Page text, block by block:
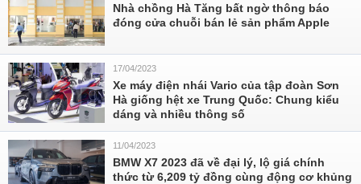
Nhà chồng Hà Tăng bất ngờ thông báo
đóng cửa chuỗi bán lẻ sản phẩm Apple
17/04/2023
Xe máy điện nhái Vario của tập đoàn Sơn
Hà giống hệt xe Trung Quốc: Chung kiểu
dáng và nhiều thông số
11/04/2023
BMW X7 2023 đã về đại lý, lộ giá chính
thức từ 6,209 tỷ đồng cùng động cơ khủng